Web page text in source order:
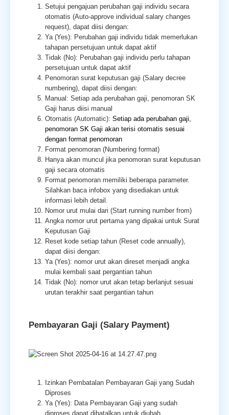
Setujui pengajuan perubahan gaji individu secara
otomatis (Auto-approve individual salary changes
request), dapat diisi dengan:
Ya (Yes): Perubahan gaji individu tidak memerlukan
tahapan persetujuan untuk dapat aktif
Tidak (No): Perubahan gaji individu perlu tahapan
persetujuan untuk dapat aktif
Penomoran surat keputusan gaji (Salary decree
numbering), dapat diisi dengan:
Manual: Setiap ada perubahan gaji, penomoran SK
Gaji harus diisi manual
Otomatis (Automatic): Setiap ada perubahan gaji,
penomoran SK Gaji akan terisi otomatis sesuai
dengan format penomoran
Format penomoran (Numbering format)
Hanya akan muncul jika penomoran surat keputusan
gaji secara otomatis
Format penomoran memiliki beberapa parameter.
Silahkan baca infobox yang disediakan untuk
informasi lebih detail.
Nomor urut mulai dari (Start running number from)
Angka nomor urut pertama yang dipakai untuk Surat
Keputusan Gaji
Reset kode setiap tahun (Reset code annually),
dapat diisi dengan:
Ya (Yes): nomor urut akan direset menjadi angka
mulai kembali saat pergantian tahun
Tidak (No): nomor urut akan tetap berlanjut sesuai
urutan terakhir saat pergantian tahun
Pembayaran Gaji (Salary Payment)
Izinkan Pembatalan Pembayaran Gaji yang Sudah
Diproses
Ya (Yes): Data Pembayaran Gaji yang sudah
diproses dapat dibatalkan untuk diubah